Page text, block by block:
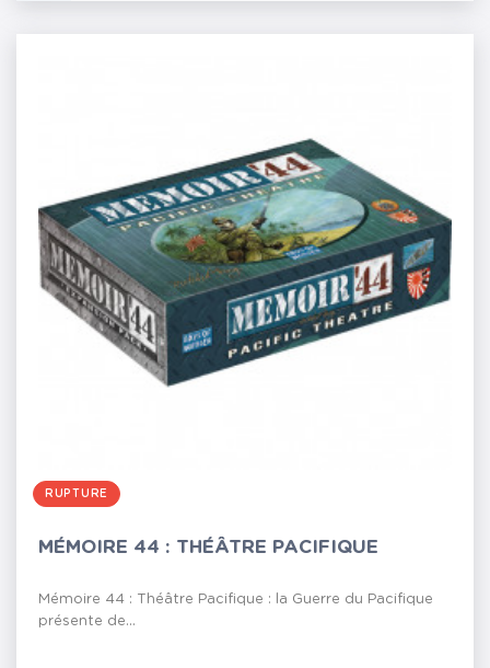
RUPTURE
MÉMOIRE 44 : THÉÂTRE PACIFIQUE
Mémoire 44 : Théâtre Pacifique : la Guerre du Pacifique
présente de...